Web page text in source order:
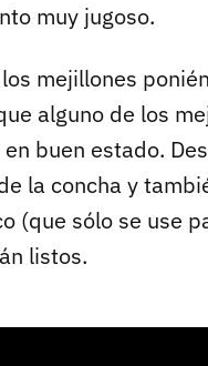
muy jugoso.
mejillones
alguno de los
buen estado.
la concha y
(que sólo se use
listos.